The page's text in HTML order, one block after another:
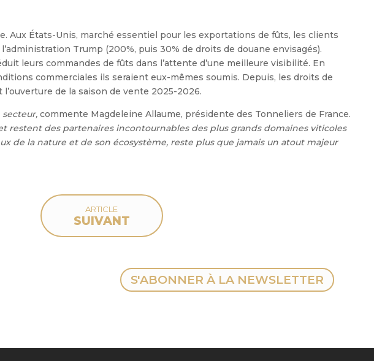
Aux États-Unis, marché essentiel pour les exportations de fûts, les clients
Trump (200%, puis 30% de droits de douane envisagés).
leurs commandes de fûts dans l’attente d’une meilleure visibilité. En
commerciales ils seraient eux-mêmes soumis. Depuis, les droits de
de la saison de vente 2025-2026.
commente Magdeleine Allaume, présidente des Tonneliers de France.
restent des partenaires incontournables des plus grands domaines viticoles
de la nature et de son écosystème, reste plus que jamais un atout majeur
ARTICLE
SUIVANT
S'ABONNER À LA NEWSLETTER